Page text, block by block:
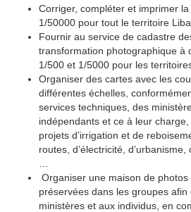
Corriger, compléter et imprimer la
1/50000 pour tout le territoire
Fournir au service de cadastre
transformation photographique à
1/500 et 1/5000 pour les
Organiser des cartes avec les
différentes échelles,
services techniques, des
indépendants et ce à leur
projets d’irrigation et de
routes, d’électricité,
Organiser une maison de
préservées dans les groupes
ministères et aux individus, en